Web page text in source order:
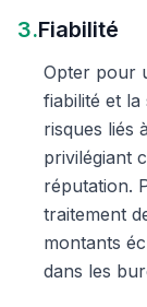
3.Fiabilité
Opter pour
fiabilité et la
risques liés
privilégiant
réputation.
traitement
montants
dans les